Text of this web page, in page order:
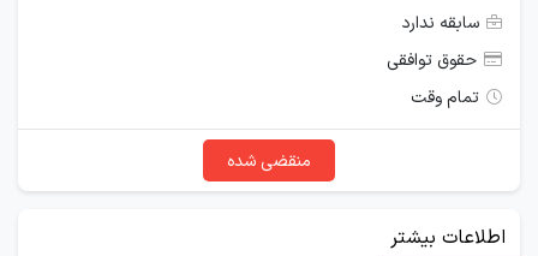
سابقه ندارد
حقوق توافقی
تمام وقت
منقضی شده
اطلاعات بیشتر